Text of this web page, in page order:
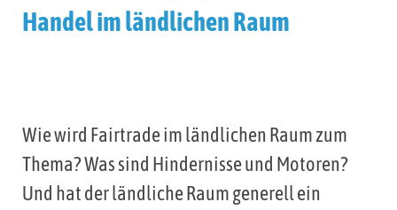
Handel im ländlichen Raum
Wie wird Fairtrade im ländlichen Raum zum
Thema? Was sind Hindernisse und Motoren?
Und hat der ländliche Raum generell ein